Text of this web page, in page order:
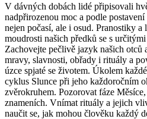
V dávných dobách lidé připisovali
nadpřirozenou moc a podle
nejen počasí, ale i osud. Pranostiky a
moudrosti našich předků se s
Zachovejte pečlivě jazyk našich otců
mravy, slavnosti, obřady i rituály a
úzce spjaté se životem. Úkolem
cyklus Slunce při jeho každoročním
zvěrokruhem. Pozorovat fáze
znameních. Vnímat rituály a jejich
naučit se, jak mohou člověku každý